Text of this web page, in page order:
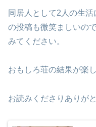
同居人として2人の生
の投稿も微笑ましいの
みてください。
おもしろ荘の結果が楽
お読みくださりありが